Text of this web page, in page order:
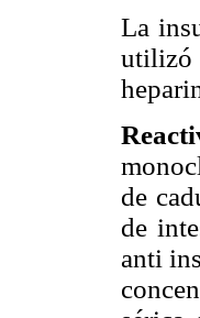
La
de
de
anti